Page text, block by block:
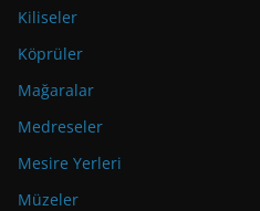
Kiliseler
Köprüler
Mağaralar
Medreseler
Mesire Yerleri
Müzeler